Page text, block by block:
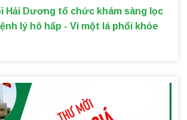
Hải Dương tổ chức khám sàng lọc
lý hô hấp - Vì một lá phổi khỏe